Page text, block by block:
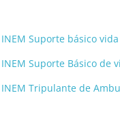
Suporte básico vida
Suporte Básico de
Tripulante de